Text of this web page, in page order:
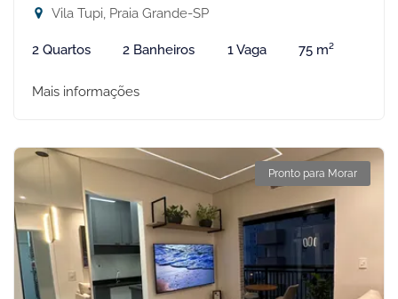
Vila Tupi, Praia Grande-SP
2 Quartos 2 Banheiros 1 Vaga 75 m²
Mais informações
Pronto para Morar